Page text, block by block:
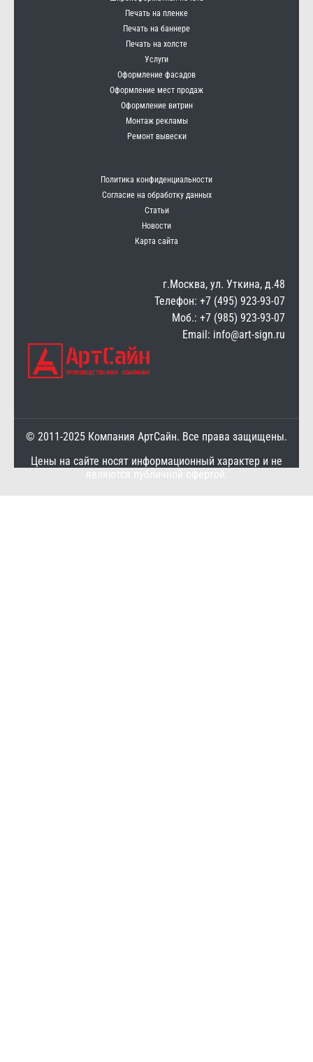
Печать на пленке
Печать на баннере
Печать на холсте
Услуги
Оформление фасадов
Оформление мест продаж
Оформление витрин
Монтаж рекламы
Ремонт вывески
Политика конфиденциальности
Согласие на обработку данных
Статьи
Новости
Карта сайта
г.Москва, ул. Уткина, д.48
Телефон: +7 (495) 923-93-07
Моб.: +7 (985) 923-93-07
Email: info@art-sign.ru
© 2011-2025 Компания АртСайн. Все права защищены.
Цены на сайте носят информационный характер и не